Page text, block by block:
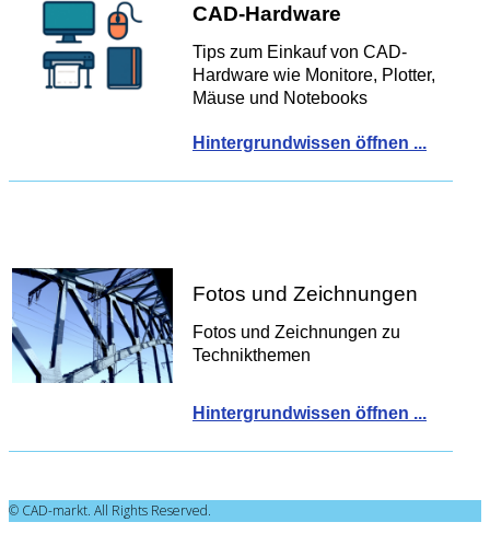
CAD-Hardware
Tips zum Einkauf von CAD-
Hardware wie Monitore, Plotter,
Mäuse und Notebooks
Hintergrundwissen öffnen ...
Fotos und Zeichnungen
Fotos und Zeichnungen zu
Technikthemen
Hintergrundwissen öffnen ...
© CAD-markt. All Rights Reserved.